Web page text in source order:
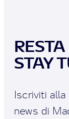
STAY
Iscriviti
news di